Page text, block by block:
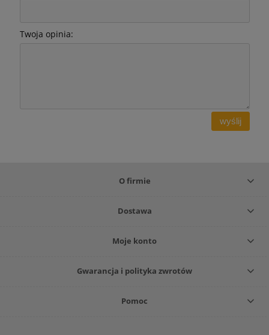
Twoja opinia:
wyślij
O firmie
Dostawa
Moje konto
Gwarancja i polityka zwrotów
Pomoc